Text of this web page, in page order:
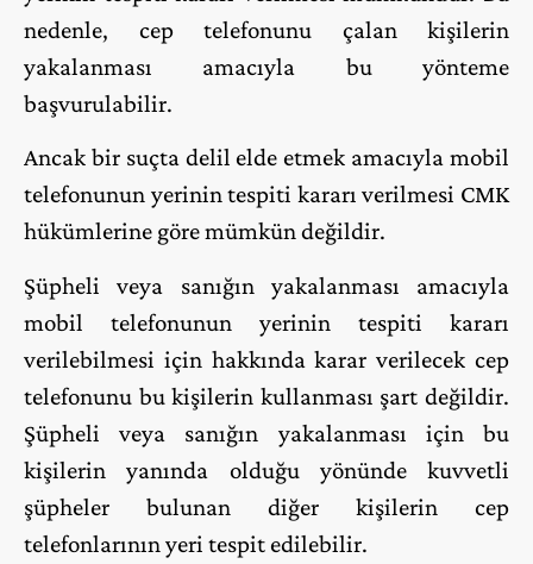
nedenle, cep telefonunu çalan kişilerin
yakalanması amacıyla bu yönteme
başvurulabilir.
Ancak bir suçta delil elde etmek amacıyla mobil
telefonunun yerinin tespiti kararı verilmesi CMK
hükümlerine göre mümkün değildir.
Şüpheli veya sanığın yakalanması amacıyla
mobil telefonunun yerinin tespiti kararı
verilebilmesi için hakkında karar verilecek cep
telefonunu bu kişilerin kullanması şart değildir.
Şüpheli veya sanığın yakalanması için bu
kişilerin yanında olduğu yönünde kuvvetli
şüpheler bulunan diğer kişilerin cep
telefonlarının yeri tespit edilebilir.